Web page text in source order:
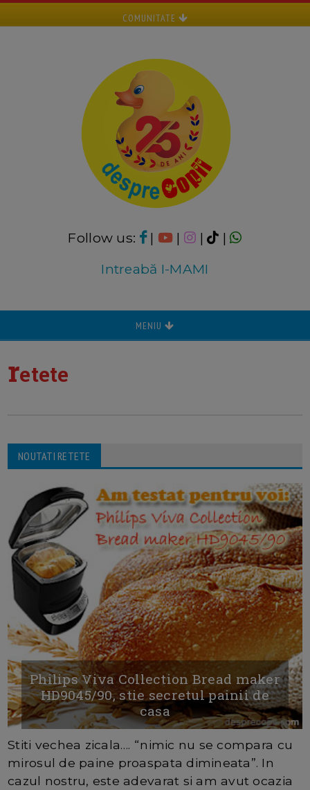
COMUNITATE
Follow us: | | |
|
Intreabă I-MAMI
MENIU
retete
NOUTATI RETETE
Philips Viva Collection Bread maker
HD9045/90, stie secretul painii de
casa
Stiti vechea zicala…. “nimic nu se compara cu
mirosul de paine proaspata dimineata”. In
cazul nostru, este adevarat si am avut ocazia